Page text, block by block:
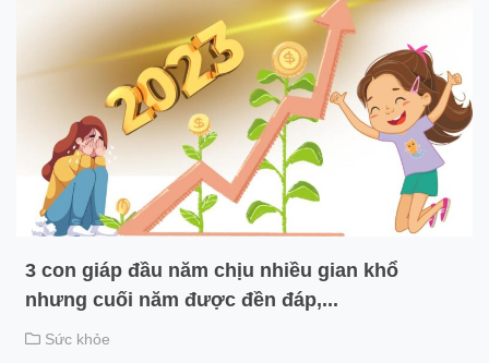
3 con giáp đầu năm chịu nhiều gian khổ
nhưng cuối năm được đền đáp,...
Sức khỏe